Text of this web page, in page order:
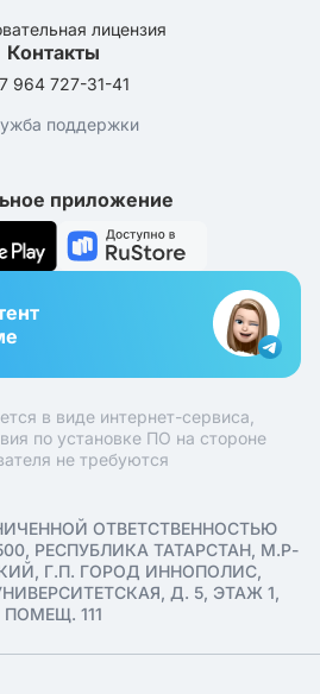
лицензия
Контакты
964 727-31-41
поддержки
приложение
в виде интернет-сервиса,
по установке ПО на стороне
не требуются
ОТВЕТСТВЕННОСТЬЮ
РЕСПУБЛИКА ТАТАРСТАН, М.Р-
Г.П. ГОРОД ИННОПОЛИС,
Д. 5, ЭТАЖ 1,
ПОМЕЩ. 111